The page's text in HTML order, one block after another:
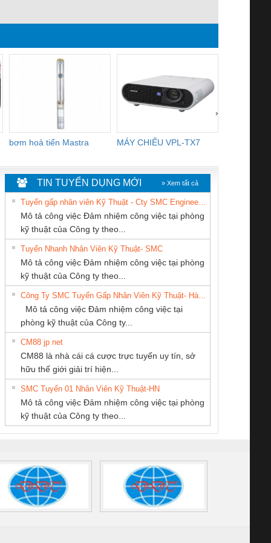
bơm hoả tiển Mastra MÁY CHIẾU VPL-TX7
›
Le An Toàn
Contact
– PSR-
SCP-
FSP/2X1/1X2
sát chuỗi
tấm pin
16I+
(2502520000)
Bộ giám sát chuỗi
tấm pin
TRANSCLINIC 16I+
1K5 L (2433950000)
Bộ giám sát dòng
TRANSCLINIC 16I+
(2008130000)
Bộ chỉnh lưu nguồn
điện TRANSCLINIC
BKE 1K5.4
(7791400879)2. Giá
Nẹp nhôm chống
trơn Đà Nẵng
Công ty TNHH
Thương Mại SX Ba
Miền
CONG TY TNHH
TM-DV DAI DONG
THANH
CÔNG TY CỔ
TIẾN HƯNG
CÔNG TY CP TỰ
ĐỘNG TIẾN
HƯNG
PHẦN DÂY VÀ
CÁP ĐIỆN
THƯỢNG ĐÌNH
MEKONG MARINE
TIN TUYỂN DỤNG MỚI » Xem tất cả
Tuyển gấp nhân viên Kỹ Thuật - Cty SMC Engineering
Mô tả công việc Đảm nhiệm công việc tại phòng
kỹ thuật của Công ty theo...
Tuyển Nhanh Nhân Viên Kỹ Thuật- SMC
Mô tả công việc Đảm nhiệm công việc tại phòng
kỹ thuật của Công ty theo...
Công Ty SMC Tuyển Gấp Nhân Viên Kỹ Thuật- Hà Nội
Mô tả công việc Đảm nhiệm công việc tại
phòng kỹ thuật của Công ty...
CM88 jp net
CM88 là nhà cái cá cược trực tuyến uy tín, sở
hữu thế giới giải trí hiện...
SMC Tuyển 01 Nhân Viên Kỹ Thuật-HN
Mô tả công việc Đảm nhiệm công việc tại phòng
kỹ thuật của Công ty theo...